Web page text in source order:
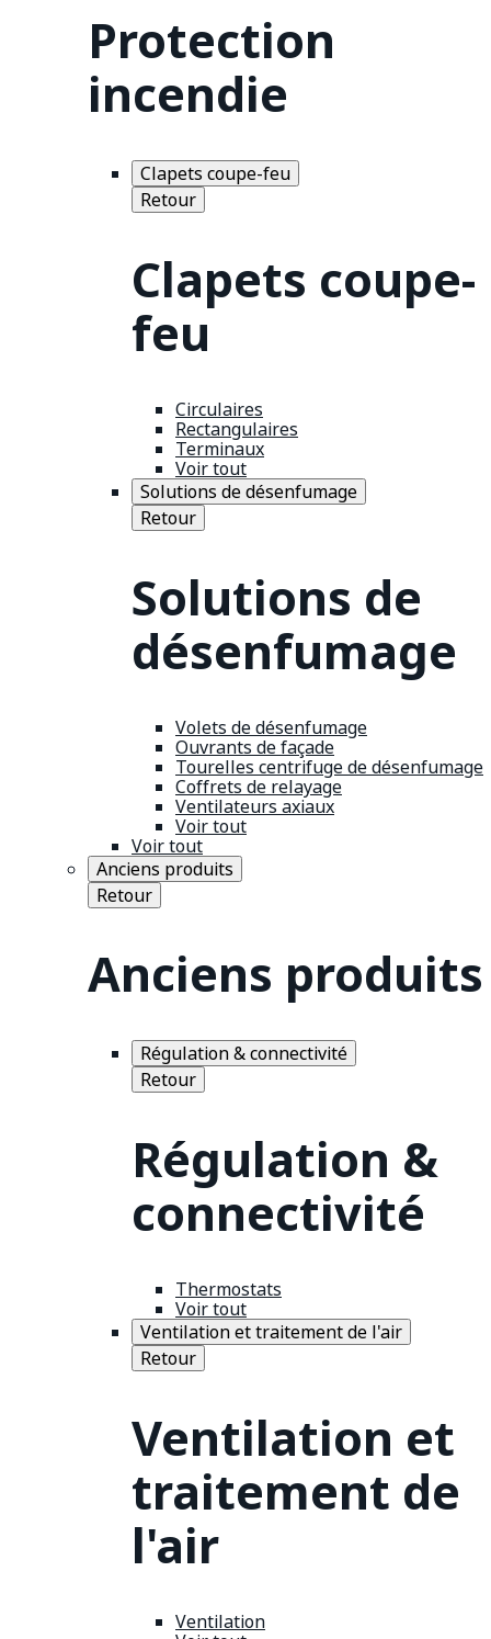
Protection
incendie
Clapets coupe-feu
Retour
Clapets coupe-
feu
Circulaires
Rectangulaires
Terminaux
Voir tout
Solutions de désenfumage
Retour
Solutions de
désenfumage
Volets de désenfumage
Ouvrants de façade
Tourelles centrifuge de désenfumage
Coffrets de relayage
Ventilateurs axiaux
Voir tout
Voir tout
Anciens produits
Retour
Anciens produits
Régulation & connectivité
Retour
Régulation &
connectivité
Thermostats
Voir tout
Ventilation et traitement de l'air
Retour
Ventilation et
traitement de
l'air
Ventilation